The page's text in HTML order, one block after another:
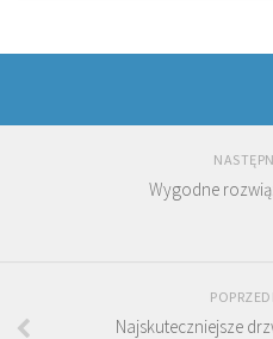
Wygodne
Najskuteczniejsze